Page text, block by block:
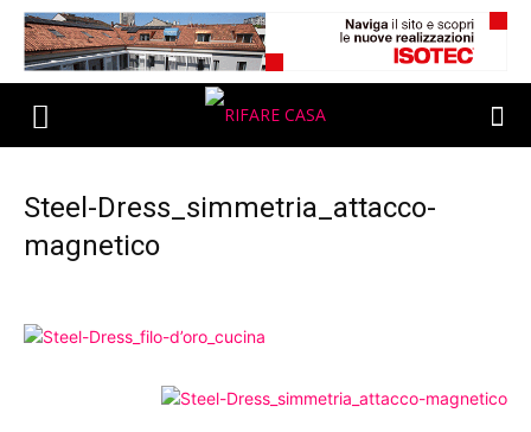
Steel-Dress_simmetria_attacco-
magnetico